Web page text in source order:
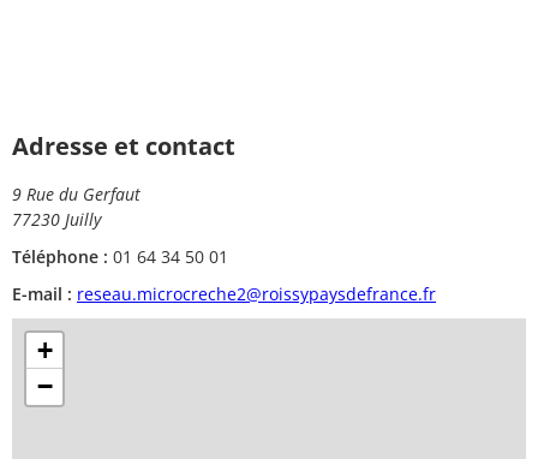
Adresse et contact
9 Rue du Gerfaut
77230 Juilly
Téléphone : 01 64 34 50 01
E-mail : reseau.microcreche2@roissypaysdefrance.fr
+
−